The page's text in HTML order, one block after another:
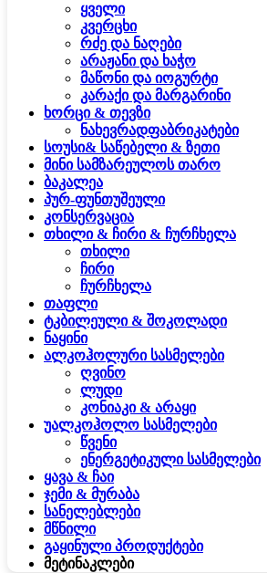
ყველი
კვერცხი
რძე და ნაღები
არაჟანი და ხაჭო
მაწონი და იოგურტი
კარაქი და მარგარინი
ხორცი & თევზი
ნახევრადფაბრიკატები
სოუსი& საწებელი & ზეთი
მინი სამზარეულოს თარო
ბაკალეა
პურ-ფუნთუშეული
კონსერვაცია
თხილი & ჩირი & ჩურჩხელა
თხილი
ჩირი
ჩურჩხელა
თაფლი
ტკბილეული & შოკოლადი
ნაყინი
ალკოჰოლური სასმელები
ღვინო
ლუდი
კონიაკი & არაყი
უალკოჰოლო სასმელები
წვენი
ენერგეტიკული სასმელები
ყავა & ჩაი
ჯემი & მურაბა
სანელებლები
მწნილი
გაყინული პროდუქტები
მეტინაკლები